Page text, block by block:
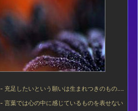
- 充足したいという願いは生まれつきのもの……
- 言葉では心の中に感じているものを表せない